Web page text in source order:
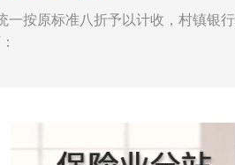
按原标准八折予以计收，村镇银